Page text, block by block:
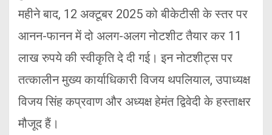
महीने बाद, 12 अक्टूबर 2025 को बीकेटीसी के स्तर पर
आनन-फानन में दो अलग-अलग नोटशीट तैयार कर 11
लाख रुपये की स्वीकृति दे दी गई। इन नोटशीट्स पर
तत्कालीन मुख्य कार्याधिकारी विजय थपलियाल, उपाध्यक्ष
विजय सिंह कप्रवाण और अध्यक्ष हेमंत द्विवेदी के हस्ताक्षर
मौजूद हैं।